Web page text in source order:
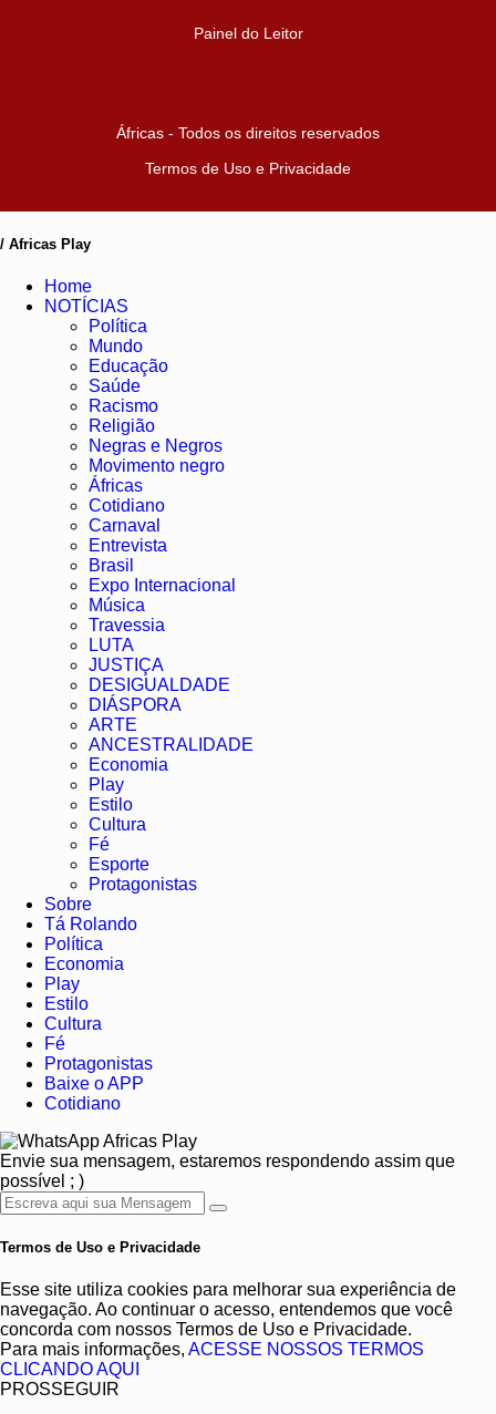
Painel do Leitor
Áfricas - Todos os direitos reservados
Termos de Uso e Privacidade
/ Africas Play
Home
NOTÍCIAS
Política
Mundo
Educação
Saúde
Racismo
Religião
Negras e Negros
Movimento negro
Áfricas
Cotidiano
Carnaval
Entrevista
Brasil
Expo Internacional
Música
Travessia
LUTA
JUSTIÇA
DESIGUALDADE
DIÁSPORA
ARTE
ANCESTRALIDADE
Economia
Play
Estilo
Cultura
Fé
Esporte
Protagonistas
Sobre
Tá Rolando
Política
Economia
Play
Estilo
Cultura
Fé
Protagonistas
Baixe o APP
Cotidiano
Africas Play
Envie sua mensagem, estaremos respondendo assim que
possível ; )
Termos de Uso e Privacidade
Esse site utiliza cookies para melhorar sua experiência de
navegação. Ao continuar o acesso, entendemos que você
concorda com nossos Termos de Uso e Privacidade.
Para mais informações, ACESSE NOSSOS TERMOS
CLICANDO AQUI
PROSSEGUIR